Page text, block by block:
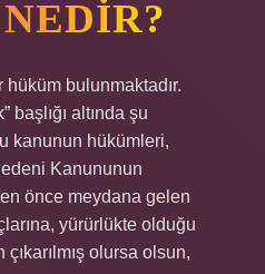
hüküm bulunmaktadır.
başlığı altında şu
kanunun hükümleri,
Kanununun
önce meydana gelen
yürürlükte olduğu
olursa olsun,